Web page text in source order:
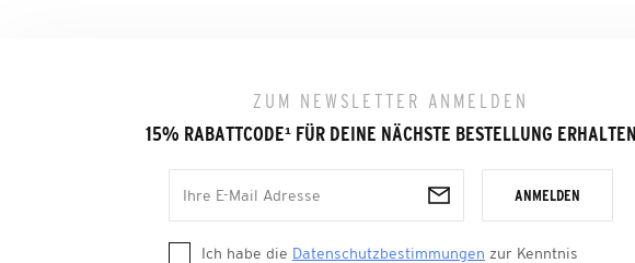
ZUM NEWSLETTER ANMELDEN
15% RABATTCODE¹FÜR DEINE NÄCHSTE BESTELLUNG ERHALTEN
ANMELDEN
Ich habe die Datenschutzbestimmungen zur Kenntnis